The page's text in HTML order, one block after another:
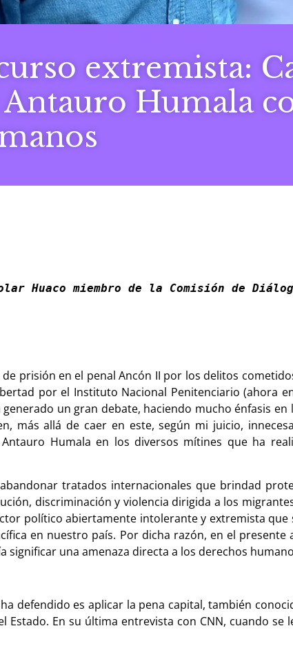
extremista:
Humala
Huaco miembro de la Comisión de
prisión en el penal Ancón II por los delitos
por el Instituto Nacional Penitenciario (ahora
un gran debate, haciendo mucho énfasis
más allá de caer en este, según mi juicio,
Humala en los diversos mítines que ha
tratados internacionales que brindad
discriminación y violencia dirigida a los
político abiertamente intolerante y extremista que
en nuestro país. Por dicha razón, en el
una amenaza directa a los derechos
defendido es aplicar la pena capital, también
En su última entrevista con CNN, cuando